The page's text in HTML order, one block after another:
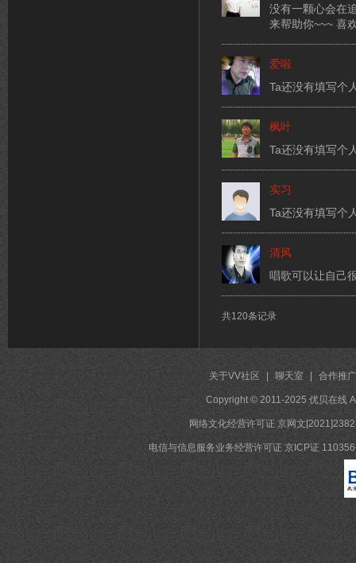
没有一颗心会在
来帮助你~~~ 喜
爱啦
Ta还没有填写个
枫叶
Ta还没有填写个
实习
Ta还没有填写个
清风
唱歌可以让自己
共120条记录
关于VV社区 聊天室 合作推广
Copyright © 2011-2025 优贝在线
网络文化经营许可证 京网文
电信与信息服务业务经营许可证 京ICP证